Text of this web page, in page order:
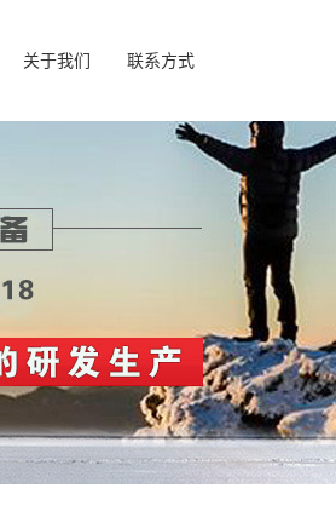
关于我们 联系方式